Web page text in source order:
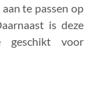
te passen op
is deze
geschikt voor